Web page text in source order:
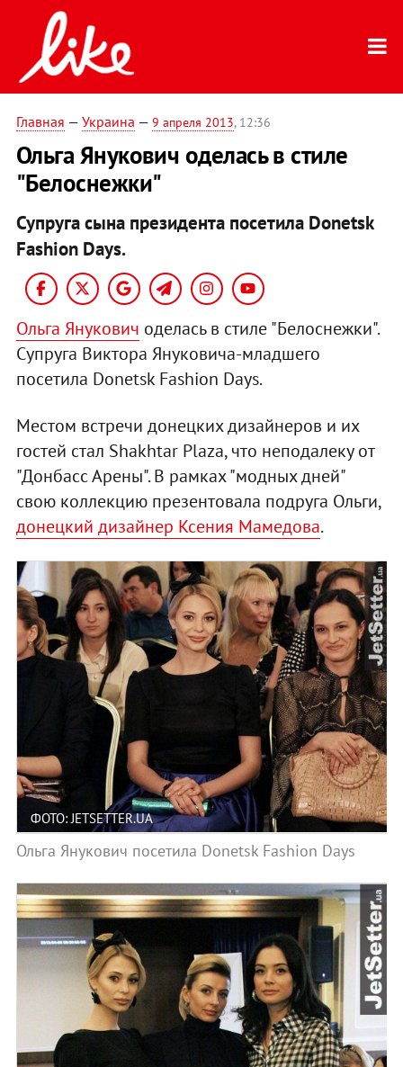
Главная — Украина — 9 апреля 2013, 12:36
Ольга Янукович оделась в стиле
"Белоснежки"
Супруга сына президента посетила Donetsk
Fashion Days.
Ольга Янукович оделась в стиле "Белоснежки".
Супруга Виктора Януковича-младшего
посетила Donetsk Fashion Days.
Местом встречи донецких дизайнеров и их
гостей стал Shakhtar Plaza, что неподалеку от
"Донбасс Арены". В рамках "модных дней"
свою коллекцию презентовала подруга Ольги,
донецкий дизайнер Ксения Мамедова.
ФОТО: JETSETTER.UA
Ольга Янукович посетила Donetsk Fashion Days